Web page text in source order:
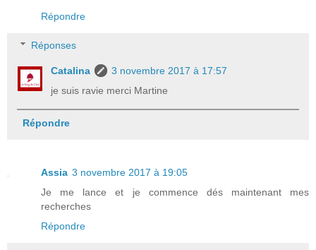
Répondre
Réponses
Catalina
3 novembre 2017 à 17:57
je suis ravie merci Martine
Répondre
Assia 3 novembre 2017 à 19:05
Je me lance et je commence dés maintenant mes
recherches
Répondre